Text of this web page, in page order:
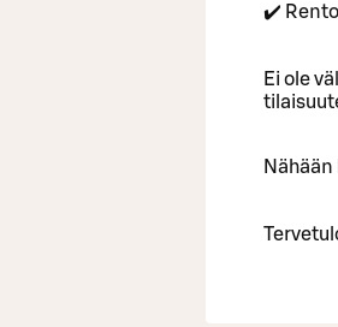
✔️
Ei ole